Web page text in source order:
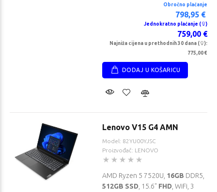
Obročno plaćanje
798,95 €
Jednokratno plaćanje ( )
759,00 €
Najniža cijena u prethodnih 30 dana (
):
775,00 €
DODAJ U KOŠARICU
Lenovo V15 G4 AMN
Model: 82YU00YJSC
Proizvođač: LENOVO
AMD Ryzen 5 7520U, 16GB DDR5,
512GB SSD , 15.6" FHD , WiFi, 3